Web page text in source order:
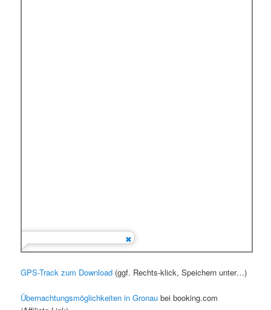
GPS-Track zum Download (ggf. Rechts-klick, Speichern unter…)
Übernachtungsmöglichkeiten in Gronau bei booking.com